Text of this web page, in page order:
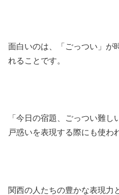
面白いのは、「ごっつい」が
れることです。
「今日の宿題、ごっつい難
戸惑いを表現する際にも使わ
関西の人たちの豊かな表現力